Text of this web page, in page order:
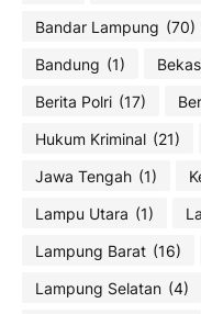
Bandar Lampung (70)
Bandung (1)
Berita Polri (17)
Hukum Kriminal (21)
Jawa Tengah (1)
Lampu Utara (1)
Lampung Barat (16)
Lampung Selatan (4)